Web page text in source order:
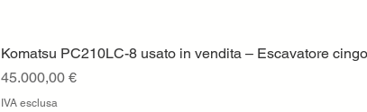
Komatsu PC210LC-8 usato in vendita – Escavatore
Prezzo
45.000,00 €
IVA esclusa